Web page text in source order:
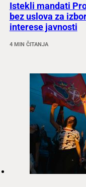
Istekli mandati
bez uslova za
interese javnosti
4 MIN ČITANJA